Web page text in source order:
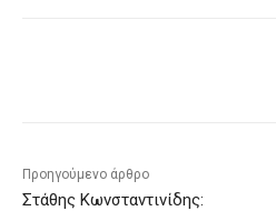
Προηγούμενο άρθρο
Στάθης Κωνσταντινίδης: